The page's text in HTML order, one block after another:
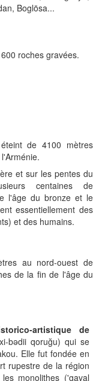
Boglösa...
roches gravées.
de 4100 mètres
et sur les pentes du
centaines de
l'âge du bronze et le
essentiellement des
et des humains.
au nord-ouest de
de la fin de l'âge du
artistique de
bədii qoruğu) qui se
Elle fut fondée en
rupestre de la région
monolithes ('gaval